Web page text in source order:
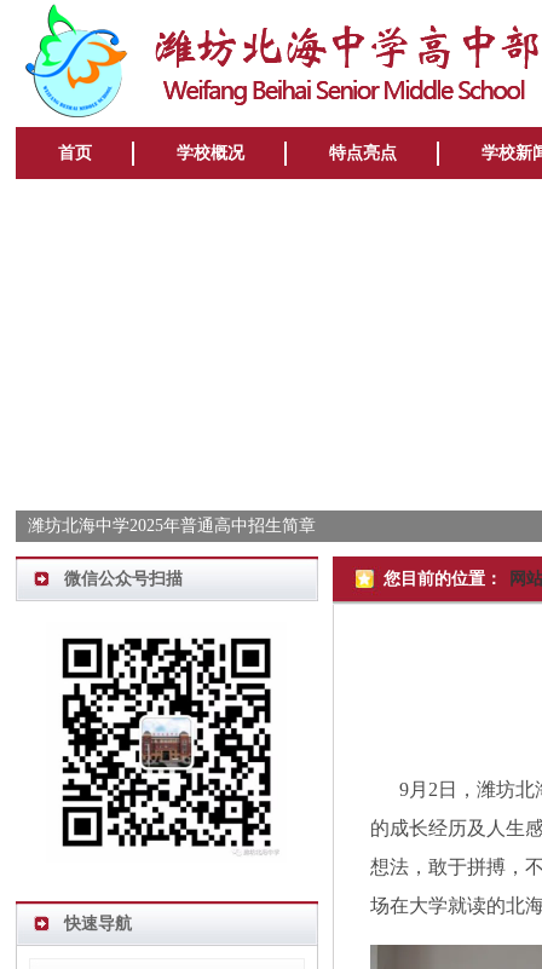
首页 学校概况 特点亮点 学校新
潍坊北海中学2025年普通高中招生简章
您目前的位置： 网
9月2日，潍坊北
的成长经历及人生
想法，敢于拼搏，
场在大学就读的北
微信公众号扫描
快速导航